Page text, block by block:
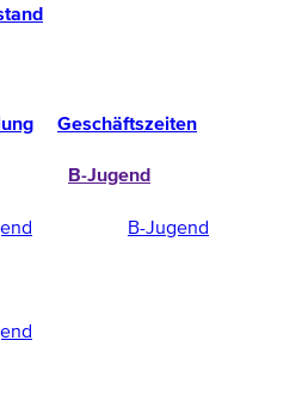
Geschäftszeiten
B-Jugend
B-Jugend